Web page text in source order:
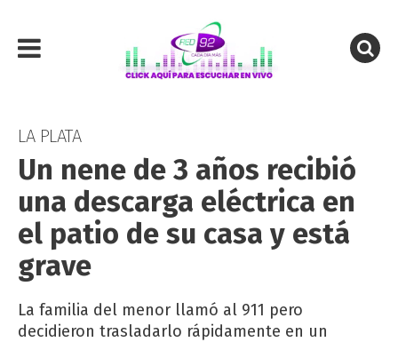
LA PLATA
Un nene de 3 años recibió
una descarga eléctrica en
el patio de su casa y está
grave
La familia del menor llamó al 911 pero
decidieron trasladarlo rápidamente en un